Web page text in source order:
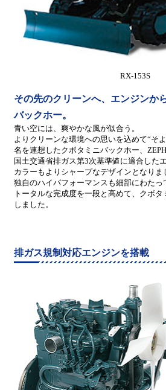
RX-153S
その先のクリーンへ、エンジンか
バックホー。
青い空には、爽やかな風が似合う。
よりクリーンな環境への思いを込めて“そ
名を連想したクボタミニバックホー、ZEPH
国土交通省排ガス第3次基準値に適合した
カラーもよりシャープなデザインとなりま
独自のハイパフォーマンスも細部にわたっ
トータルな完成度を一段と高めて、クボ
しました。
排ガス規制対応エンジンを搭載